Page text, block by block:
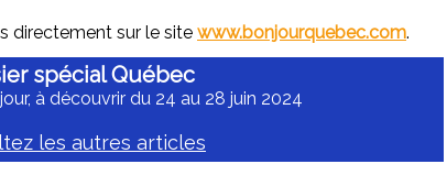
directement sur le site www.bonjourquebec.com.
spécial Québec
à découvrir du 24 au 28 juin 2024
les autres articles